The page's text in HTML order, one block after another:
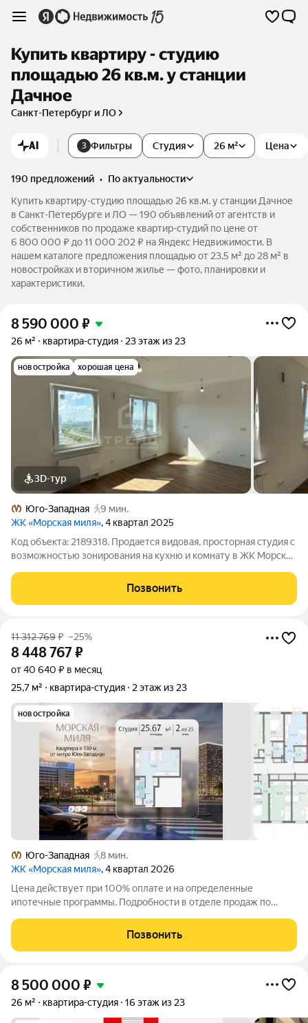
Купить квартиру - студию
площадью 26 кв.м. у станции
Дачное
Санкт-Петербург и ЛО
AI 3 Фильтры Студия Цена
26 м²
190 предложений •
по актуальности
Купить квартиру-студию площадью 26 кв.м. у станции Дачное
в Санкт-Петербурге и ЛО — 190 объявлений от агентств и
собственников по продаже квартир-студий по цене от
6 800 000 ₽ до 11 000 202 ₽ на Яндекс Недвижимости. В
нашем каталоге предложения площадью от 23,5 м² до 28 м² в
новостройках и вторичном жилье — фото, планировки и
характеристики.
8 590 000 ₽
26 м² квартира-студия 23 этаж из 23
новостройка хорошая цена
3D-тур
Юго-Западная
9 мин.
ЖК «Морская миля», 4 квартал 2025
Код объекта: 2189318. Продaется видовая, просторная студия с
возможностью зонирования на кухню и комнату в ЖК Моpcкая
чистовая oтделка. Окна выходят на Финский залив. Две
световые точки. Дом
Позвонить
11 312 769₽ –25%
8 448 767₽
от 40 640 ₽ в месяц
25,7 м²
квартира-студия 2 этаж из 23
новостройка
Юго-Западная
8 мин.
ЖК «Морская миля», 4 квартал 2026
Цена действует при 100% оплате и на определенные
ипотечные программы. Подробности в отделе продаж по
Общая площадь составляет 25.67 кв. м. Квартира с чистовой
отделкой. Жилой комплекс
Позвонить
8 500 000 ₽
26 м² квартира-студия 16 этаж из 23